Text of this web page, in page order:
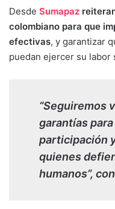
Desde Sumapaz
colombiano para que
efectivas, y garantizar
puedan ejercer su labor
“Seguiremos
garantías
participación
quienes
humanos”,